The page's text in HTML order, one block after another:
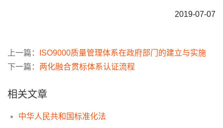
2019-07-07
上一篇：
ISO9000质量管理体系在政府部门的建立与实施
下一篇： 两化融合贯标体系认证流程
相关文章
中华人民共和国标准化法